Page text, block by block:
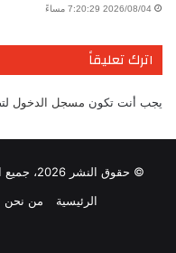
2026/08/04 7:20:29 مساءً
اترك تعليقاً
يجب أنت تكون مسجل الدخول
© حقوق النشر 2026، جميع الحقوق محفوظة |
الرئيسية
من نحن